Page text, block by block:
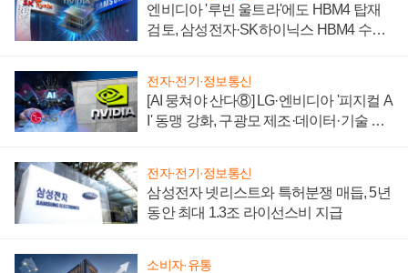
엔비디아 '루빈 울트라'에도 HBM4 탑재
검토, 삼성전자·SK하이닉스 HBM4 수율
전자·전기·정보통신
[AI 뭉쳐야 산다⑧] LG·엔비디아 '피지컬 A
I' 동맹 강화, 구광모 제조·데이터·기술 결
전자·전기·정보통신
삼성전자 넷리스트와 특허분쟁 매듭, 5년
동안 최대 1.3조 라이선스비 지급
소비자·유통